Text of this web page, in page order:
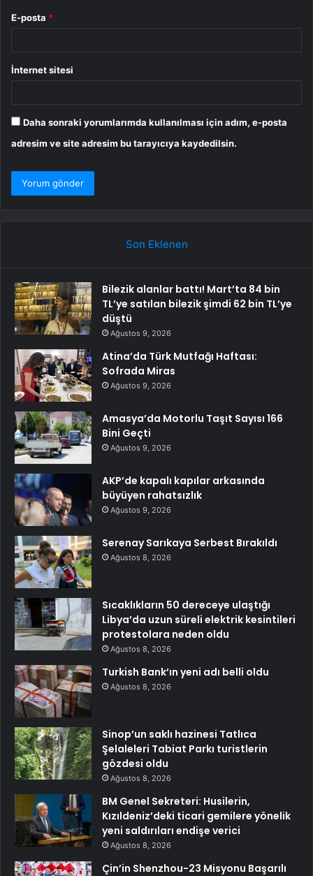
E-posta *
İnternet sitesi
Daha sonraki yorumlarımda kullanılması için adım, e-posta
adresim ve site adresim bu tarayıcıya kaydedilsin.
Son Eklenen
Bilezik alanlar battı! Mart’ta 84 bin
TL’ye satılan bilezik şimdi 62 bin TL’ye
düştü
Ağustos 9, 2026
Atina’da Türk Mutfağı Haftası:
Sofrada Miras
Ağustos 9, 2026
Amasya’da Motorlu Taşıt Sayısı 166
Bini Geçti
Ağustos 9, 2026
AKP’de kapalı kapılar arkasında
büyüyen rahatsızlık
Ağustos 9, 2026
Serenay Sarıkaya Serbest Bırakıldı
Ağustos 8, 2026
Sıcaklıkların 50 dereceye ulaştığı
Libya’da uzun süreli elektrik kesintileri
protestolara neden oldu
Ağustos 8, 2026
Turkish Bank’ın yeni adı belli oldu
Ağustos 8, 2026
Sinop’un saklı hazinesi Tatlıca
Şelaleleri Tabiat Parkı turistlerin
gözdesi oldu
Ağustos 8, 2026
BM Genel Sekreteri: Husilerin,
Kızıldeniz’deki ticari gemilere yönelik
yeni saldırıları endişe verici
Ağustos 8, 2026
Çin’in Shenzhou-23 Misyonu Başarılı